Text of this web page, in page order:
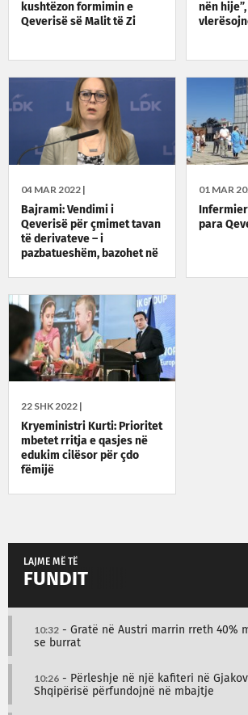
kushtëzon formimin e
Qeverisë së Malit të Zi
nën
04 MAR 2022 |
Bajrami: Vendimi i
Qeverisë për çmimet tavan
të derivateve – i
pazbatueshëm, bazohet në
01 MAR
para
22 SHK 2022 |
Kryeministri Kurti: Prioritet
mbetet rritja e qasjes në
edukim cilësor për çdo
fëmijë
LAJME MË TË
FUNDIT
10:32 - Gratë në Austri marrin rreth 40%
se burrat
10:26 - Përleshje në një kafiteri në
Shqipërisë përfundojnë në mbajtje